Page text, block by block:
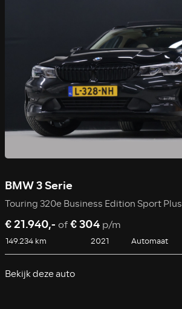
BMW 3 Serie
Touring 320e Business Edition Sport Plus
€ 21.940,- of€ 304 p/m
149.234 km 2021 Automaat
Bekijk deze auto